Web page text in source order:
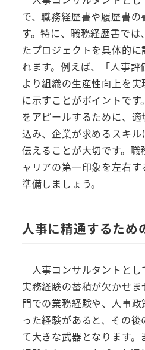
で、職務経歴書や履歴書
す。特に、職務経歴書で
たプロジェクトを具体的
れます。例えば、「人事
より組織の生産性向上を
に示すことがポイントで
をアピールするために、
込み、企業が求めるスキ
伝えることが大切です。
ャリアの第一印象を左右
準備しましょう。
人事に精通するため
人事コンサルタントとし
実務経験の蓄積が欠かせ
門での業務経験や、人事
った経験があると、その
て大きな武器となります